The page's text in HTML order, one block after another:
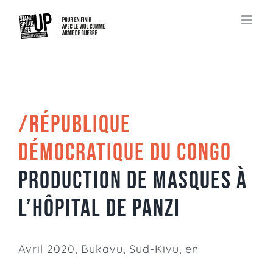
/RÉPUBLIQUE
DÉMOCRATIQUE DU CONGO
Production de masques à
l’Hôpital de PANZI
Avril 2020, Bukavu, Sud-Kivu, en